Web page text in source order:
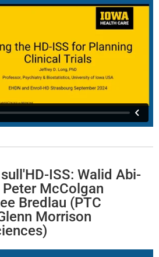
ISS: Walid Abi-
Peter McColgan
Bredlau (PTC
Morrison